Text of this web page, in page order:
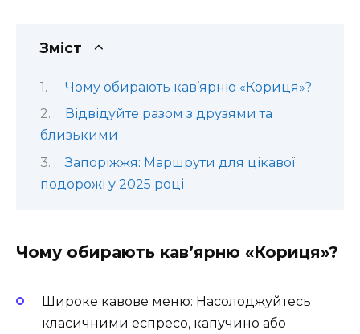
Зміст
Чому обирають кав’ярню «Кориця»?
Відвідуйте разом з друзями та
близькими
Запоріжжя: Маршрути для цікавої
подорожі у 2025 році
Чому обирають кав’ярню «Кориця»?
Широке кавове меню: Насолоджуйтесь
класичними еспресо, капучино або